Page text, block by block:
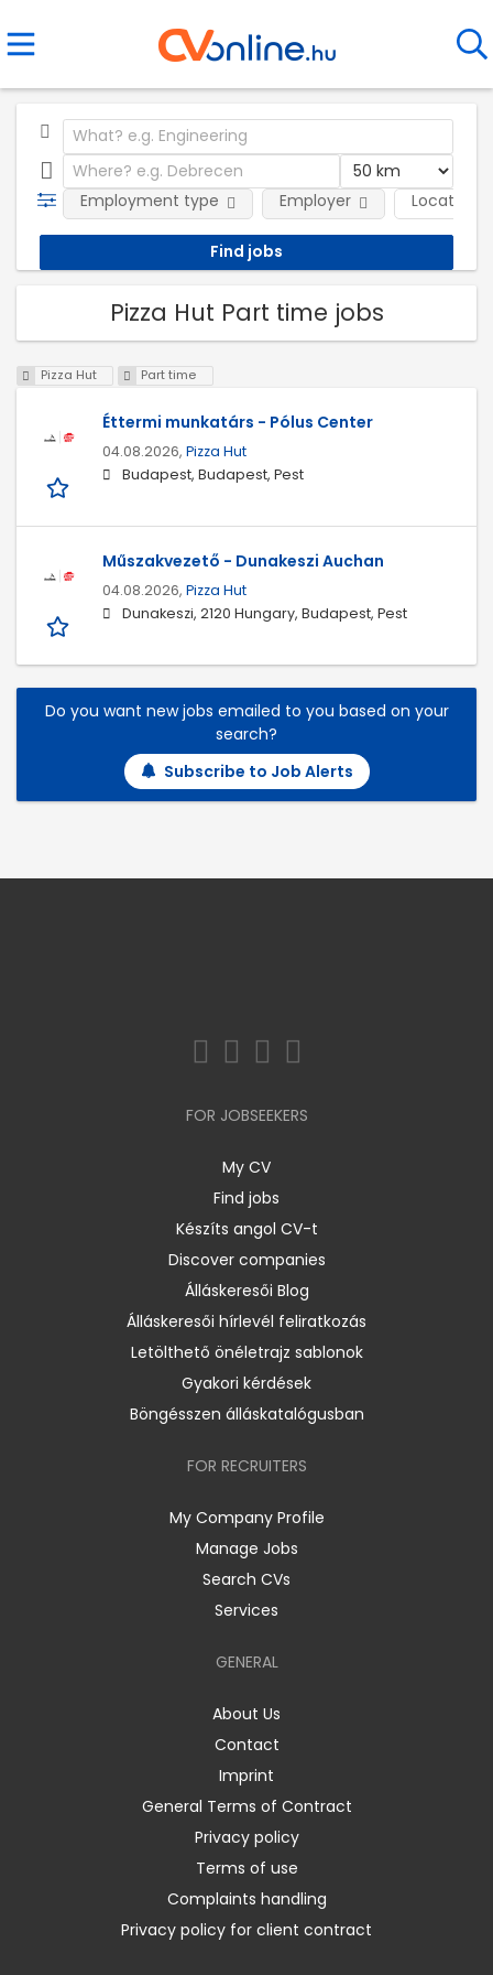
Employment type Employer Location
Pizza Hut Part time jobs
Pizza Hut Part time
Éttermi munkatárs - Pólus Center
04.08.2026, Pizza Hut
Budapest, Budapest, Pest
Műszakvezető - Dunakeszi Auchan
04.08.2026, Pizza Hut
Dunakeszi, 2120 Hungary, Budapest, Pest
Do you want new jobs emailed to you based on your
search?
Subscribe to Job Alerts
FOR JOBSEEKERS
My CV
Find jobs
Készíts angol CV-t
Discover companies
Álláskeresői Blog
Álláskeresői hírlevél feliratkozás
Letölthető önéletrajz sablonok
Gyakori kérdések
Böngésszen álláskatalógusban
FOR RECRUITERS
My Company Profile
Manage Jobs
Search CVs
Services
GENERAL
About Us
Contact
Imprint
General Terms of Contract
Privacy policy
Terms of use
Complaints handling
Privacy policy for client contract